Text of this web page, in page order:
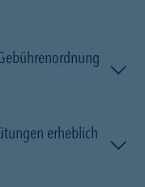
erheblich